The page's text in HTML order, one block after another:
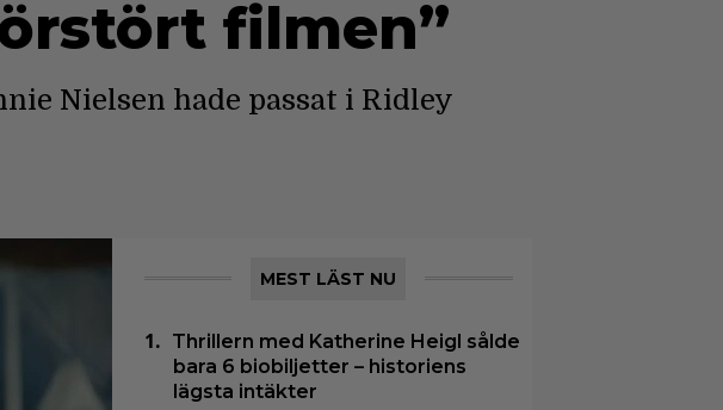
filmen”
Nielsen hade passat i Ridley
MEST LÄST NU
Thrillern med Katherine Heigl sålde
bara 6 biobiljetter – historiens
lägsta intäkter